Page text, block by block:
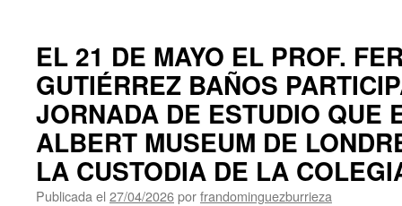
EL 21 DE MAYO EL PROF.
GUTIÉRREZ BAÑOS
JORNADA DE ESTUDIO QUE
ALBERT MUSEUM DE
LA CUSTODIA DE LA
Publicada el 27/04/2026porfrandominguezburrieza